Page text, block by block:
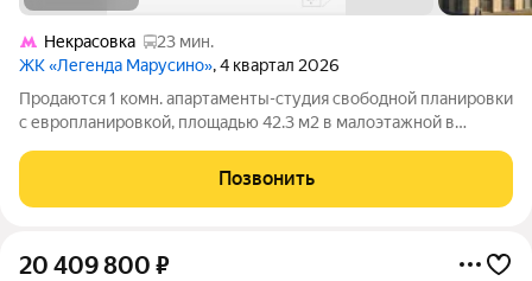
Некрасовка
23 мин.
ЖК «Легенда Марусино», 4 квартал 2026
Продаются 1 комн. апартаменты-студия свободной планировки
с европланировкой, площадью 42.3 м2 в малоэтажной в
м. Некрасовка. Возможен вариант покупки с использованием
ипотечных средств, есть
Позвонить
20 409 800 ₽